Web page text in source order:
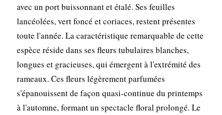
avec un port buissonnant et étalé. Ses feuilles
lancéolées, vert foncé et coriaces, restent présentes
toute l'année. La caractéristique remarquable de cette
espèce réside dans ses fleurs tubulaires blanches,
longues et gracieuses, qui émergent à l'extrémité des
rameaux. Ces fleurs légèrement parfumées
s'épanouissent de façon quasi-continue du printemps
à l'automne, formant un spectacle floral prolongé. Le